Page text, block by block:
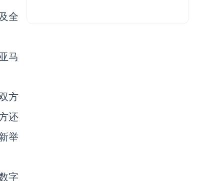
全
马
方
还
举
字